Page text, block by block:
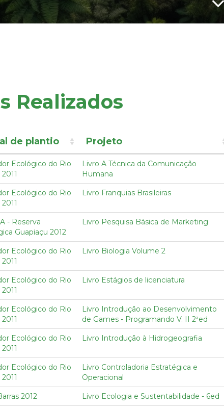
Realizados
de plantio Projeto
Ecológico do Rio
Livro A Técnica da Comunicação
Humana
Ecológico do Rio
Livro Franquias Brasileiras
- Reserva
Guapiaçu 2012
Livro Pesquisa Básica de Marketing
Ecológico do Rio
Livro Biologia Volume 2
Ecológico do Rio
Livro Estágios de licenciatura
Ecológico do Rio
Livro Introdução ao Desenvolvimento
de Games - Programando V. II 2ªed
Ecológico do Rio
Livro Introdução à Hidrogeografia
Ecológico do Rio
Livro Controladoria Estratégica e
Operacional
2012 Livro Ecologia e Sustentabilidade - 6ed